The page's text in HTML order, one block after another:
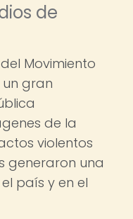
de
Movimiento
un gran
de la
violentos
generaron una
país y en el